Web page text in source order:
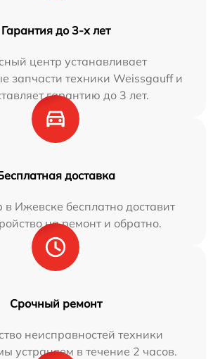
Гарантия до 3-х лет
центр устанавливает
запчасти техники Weissgauff и
гарантию до 3 лет.
доставка
Ижевске бесплатно доставит
на ремонт и обратно.
Срочный ремонт
неисправностей техники
устраняем в течение 2 часов.